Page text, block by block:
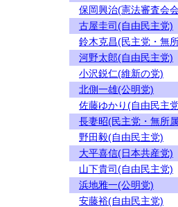
保岡興治(憲法審査会
古屋圭司(自由民主党)
鈴木克昌(民主党・無
河野太郎(自由民主党)
小沢鋭仁(維新の党)
北側一雄(公明党)
佐藤ゆかり(自由民主
長妻昭(民主党・無所
野田毅(自由民主党)
大平喜信(日本共産党)
山下貴司(自由民主党)
浜地雅一(公明党)
安藤裕(自由民主党)